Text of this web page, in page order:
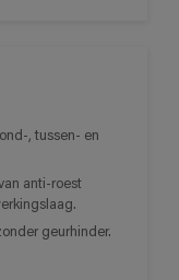
, tussen- en
anti-roest
geurhinder.